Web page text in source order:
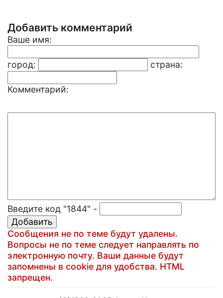
Добавить комментарий
Ваше имя:
город: страна:
Комментарий:
Введите код "1844" -
Сообщения не по теме будут удалены.
Вопросы не по теме следует направлять по
электронную почту. Ваши данные будут
запомнены в cookie для удобства. HTML
запрещен.